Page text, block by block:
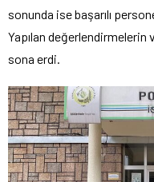
sonunda ise başarılı
Yapılan
sona erdi.​